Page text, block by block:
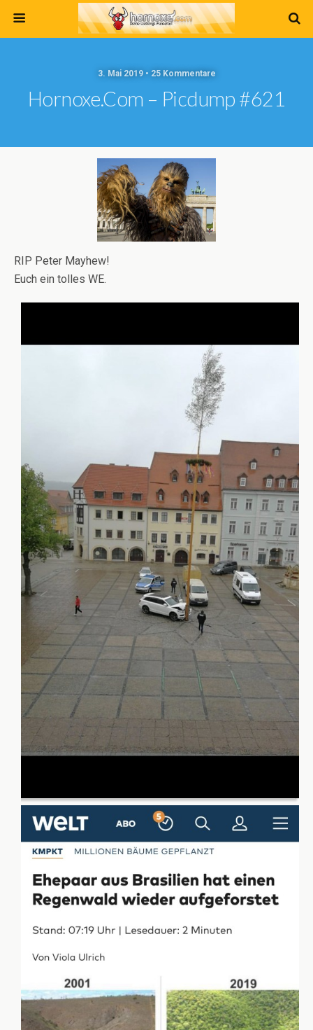
3. Mai 2019 • 25 Kommentare
Hornoxe.com – Picdump #621
RIP Peter Mayhew!
Euch ein tolles WE.